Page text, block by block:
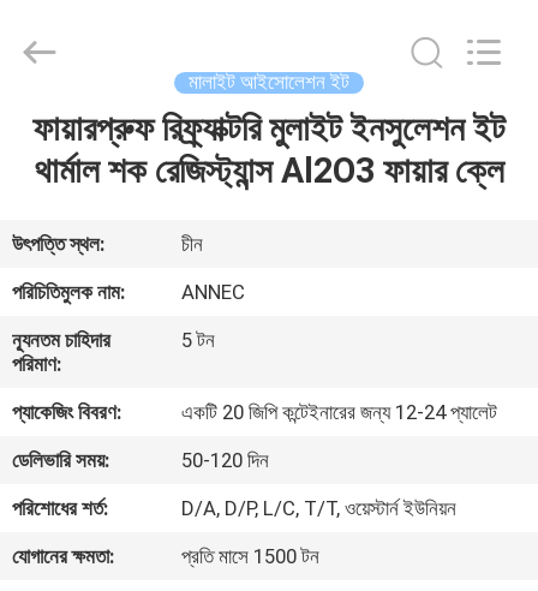
বাড়ি
আমাদের
সম্পর্কে
কারখানা
পরিদর্শন
গুণমান
নিয়ন্ত্রণ
মালাইট আইসোলেশন ইট
ফায়ারপ্রুফ রিফ্র্যাক্টরি মুলাইট ইনসুলেশন ইট
থার্মাল শক রেজিস্ট্যান্স Al2O3 ফায়ার ক্লে
উৎপত্তি স্থল:
চীন
পরিচিতিমুলক নাম:
ANNEC
ন্যূনতম চাহিদার
পরিমাণ:
5 টন
প্যাকেজিং বিবরণ:
একটি 20 জিপি কন্টেইনারের জন্য 12-24 প্যালেট
ডেলিভারি সময়:
50-120 দিন
পরিশোধের শর্ত:
D/A, D/P, L/C, T/T, ওয়েস্টার্ন ইউনিয়ন
যোগানের ক্ষমতা:
প্রতি মাসে 1500 টন